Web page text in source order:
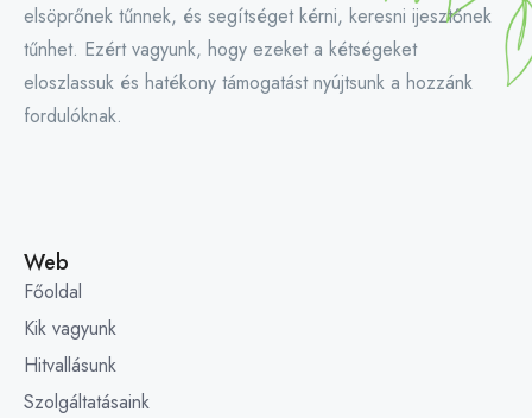
elsöprőnek tűnnek, és segítséget kérni, keresni ijesztőnek
tűnhet. Ezért vagyunk, hogy ezeket a kétségeket
eloszlassuk és hatékony támogatást nyújtsunk a hozzánk
fordulóknak.
Web
Főoldal
Kik vagyunk
Hitvallásunk
Szolgáltatásaink